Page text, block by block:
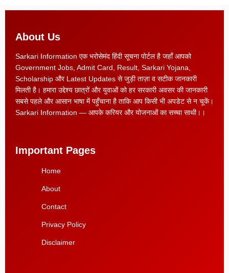
About Us
Sarkari Information एक भरोसेमंद हिंदी सूचना पोर्टल है जहाँ आपको
Government Jobs, Admit Card, Result, Sarkari Yojana,
Scholarship और Latest Updates से जुड़ी ताज़ा व सटीक जानकारी
मिलती है। हमारा उद्देश्य छात्रों और युवाओं को हर सरकारी अवसर की जानकारी
सबसे पहले और आसान भाषा में पहुँचाना है ताकि आप किसी भी अपडेट से न चूकें।
Sarkari Information — आपके करियर और योजनाओं का सच्चा साथी।।
Important Pages
Home
About
Contact
Privacy Policy
Disclaimer